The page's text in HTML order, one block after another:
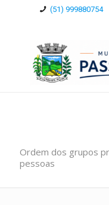
(51) 999880754
Ordem dos grupos
pessoas